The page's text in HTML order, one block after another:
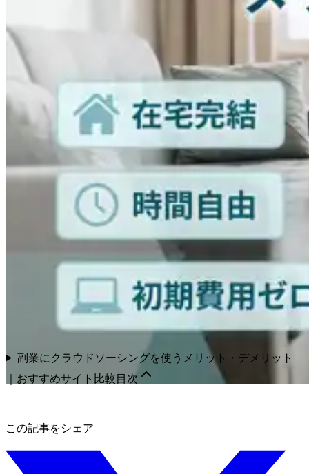
副業にクラウドソーシングを使うメリット・デメリット
｜おすすめサイト比較 目次
この記事をシェア